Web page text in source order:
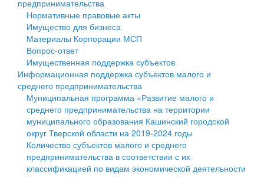
Государственные услуги
Промышленность и АПК
Экономика и бизнес
...
Символика
Устав
Гостям округа
Туризм
Культура
Образование
Здравоохранение
муниципального округа Тверской области
Администрация Кашинского муниципального округа
Тверской области
Управление сельскими территориями
Открытые данные
Работа с обращениями граждан
Муниципальный контроль
Финансовое управление
Бюджет для граждан
Имущество
Выявление правообладателей ранее учтенных
объектов недвижимости
Имущественная поддержка субъектов малого и
среднего предпринимательства
предпринимательства
Нормативные правовые акты
Имущество для бизнеса
Материалы Корпорации МСП
Вопрос-ответ
Имущественная поддержка субъектов
Информационная поддержка субъектов малого и
среднего предпринимательства
Муниципальная программа «Развитие малого и
среднего предпринимательства на территории
муниципального образования Кашинский городской
округ Тверской области на 2019-2024 годы
Количество субъектов малого и среднего
предпринимательства в соответствии с их
классификацией по видам экономической деятельности